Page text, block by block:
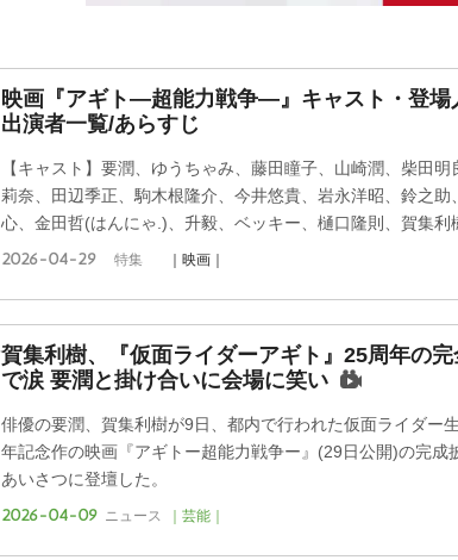
映画『アギト―超能力戦争―』キャスト・登場
出演者一覧/あらすじ
【キャスト】要潤、ゆうちゃみ、藤田瞳子、山崎潤、柴田明
莉奈、田辺季正、駒木根隆介、今井悠貴、岩永洋昭、鈴之助
心、金田哲(はんにゃ.)、升毅、ベッキー、樋口隆則、賀集利
2026-04-29 特集 ｜映画｜
賀集利樹、『仮面ライダーアギト』25周年の
で涙 要潤と掛け合いに会場に笑い
俳優の要潤、賀集利樹が9日、都内で行われた仮面ライダー
年記念作の映画『アギトー超能力戦争ー』(29日公開)の完成
あいさつに登壇した。
2026-04-09 ニュース ｜芸能｜